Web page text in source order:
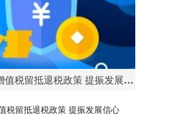
徐州落实增值税留抵退税政策 提振发展信心
税留抵退税政策 提振发展信心